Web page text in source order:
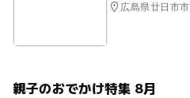
広島県廿日市市
親子のおでかけ特集 8月